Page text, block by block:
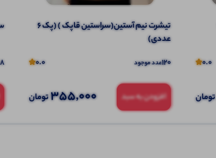
0.0
تومان
تیشرت نیم آستین(سراستین قاپک ) (پک 6
عددی)
120عدد موجود 0.0
افزودن به سبد 355,000تومان